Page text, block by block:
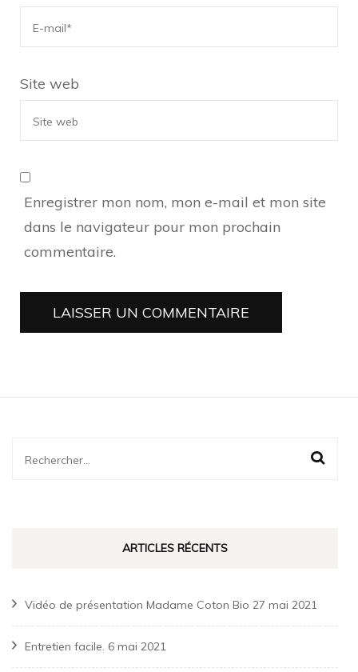
Site web
Enregistrer mon nom, mon e-mail et mon site
dans le navigateur pour mon prochain
commentaire.
Rechercher :
ARTICLES RÉCENTS
Vidéo de présentation Madame Coton Bio 27 mai 2021
Entretien facile. 6 mai 2021